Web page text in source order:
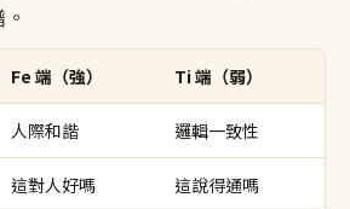
Fe 端（強） Ti 端（弱）
人際和諧 邏輯一致性
這對人好嗎 這說得通嗎